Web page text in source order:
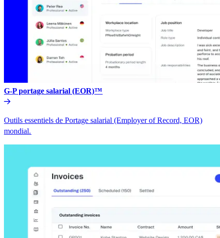
G-P portage salarial (EOR)™​​
Outils essentiels de Portage salarial (Employer of Record, EOR)
mondial.​​